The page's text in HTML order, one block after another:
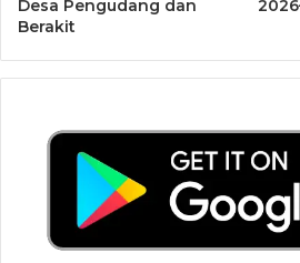
Desa Pengudang dan
Berakit